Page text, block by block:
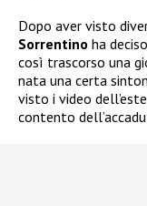
Dopo aver visto
Sorrentino ha
così trascorso una
nata una certa
visto i video
contento